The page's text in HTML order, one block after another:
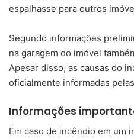
espalhasse para outros
Segundo informações
na garagem do imóvel
Apesar disso, as causas do
oficialmente informadas
Informações
Em caso de incêndio em um